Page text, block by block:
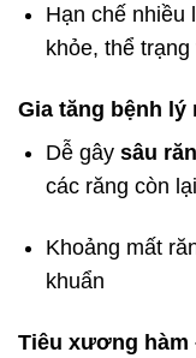
Hạn chế
khỏe, thể
Gia tăng bệnh lý
Dễ gây sâu
các răng còn lại
Khoảng mất
khuẩn
Tiêu xương hàm